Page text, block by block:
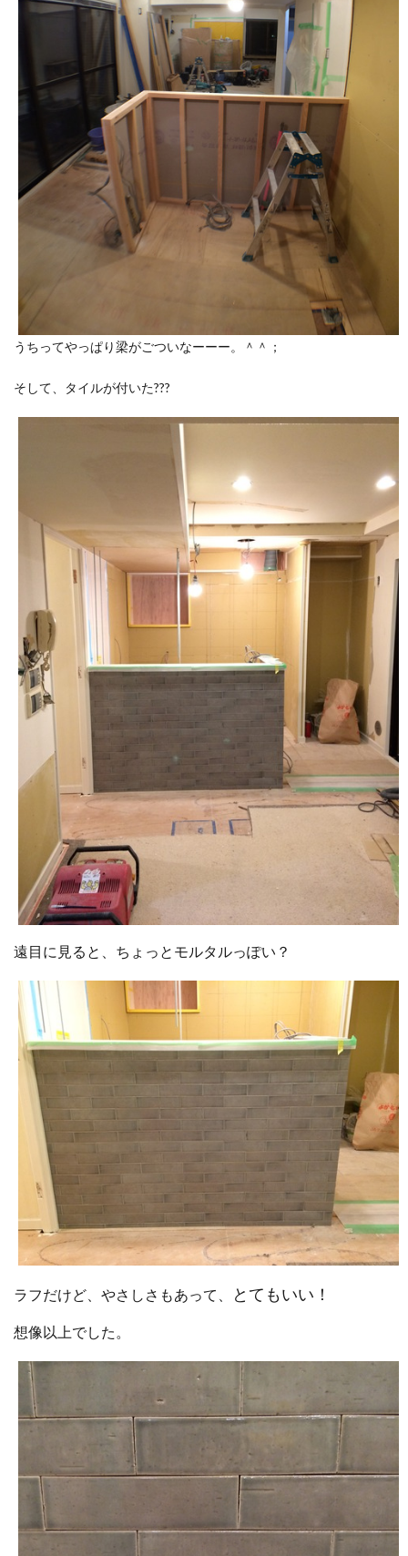
うちってやっぱり梁がごついなーーー。＾＾；
そして、タイルが付いた???
遠目に見ると、ちょっとモルタルっぽい？
ラフだけど、やさしさもあって、 とてもいい！
想像以上でした。